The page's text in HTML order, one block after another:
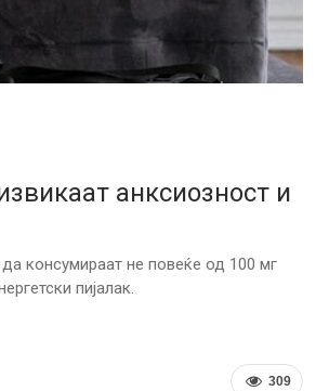
анксиозност и
консумираат не повеќе од 100 мг
пијалак.
309
кал, за посилен имунитет на децата
Мајка и Дете Јул 24, 2026
многу…
Јул 22, 2026
случува еднаш на…